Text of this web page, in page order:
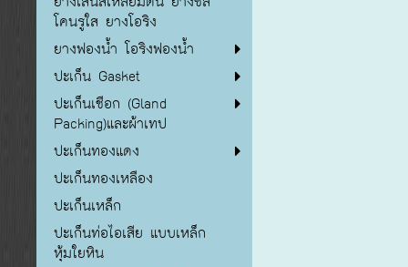
โคนรูใส ยางโอริง
ยางฟองน้ำ โอริงฟองน้ำ
ปะเก็น Gasket
ปะเก็นเชือก (Gland
Packing)และผ้าเทป
ปะเก็นทองแดง
ปะเก็นทองเหลือง
ปะเก็นเหล็ก
ปะเก็นท่อไอเสีย แบบเหล็ก
หุ้มใยหิน